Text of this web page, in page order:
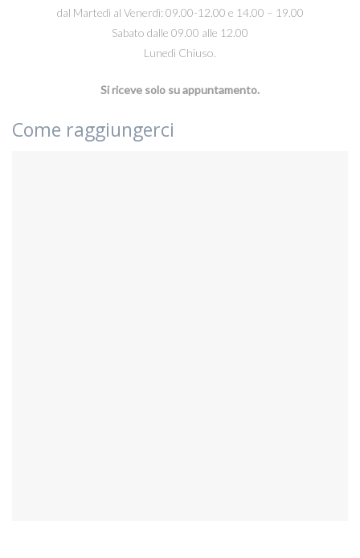
dal Martedì al Venerdì: 09.00-12.00 e 14.00 – 19.00
Sabato dalle 09.00 alle 12.00
Lunedì Chiuso.
Si riceve solo su appuntamento.
Come raggiungerci